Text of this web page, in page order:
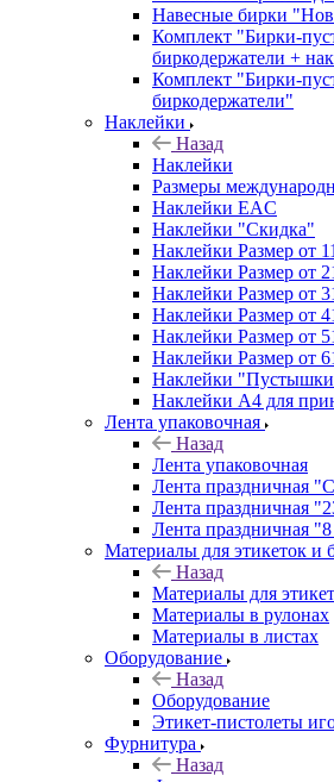
Навесные бирки
Комплект "Бирки-
биркодержатели +
Комплект "Бирки-
биркодержатели"
Наклейки
Назад
Наклейки
Размеры
Наклейки EAC
Наклейки "Скидка"
Наклейки Размер от
Наклейки Размер от
Наклейки Размер от
Наклейки Размер от
Наклейки Размер от
Наклейки Размер от
Наклейки
Наклейки А4 для
Лента упаковочная
Назад
Лента упаковочная
Лента праздничная
Лента праздничная
Лента праздничная
Материалы для этикеток и
Назад
Материалы для
Материалы в рулонах
Материалы в листах
Оборудование
Назад
Оборудование
Этикет-пистолеты
Фурнитура
Назад